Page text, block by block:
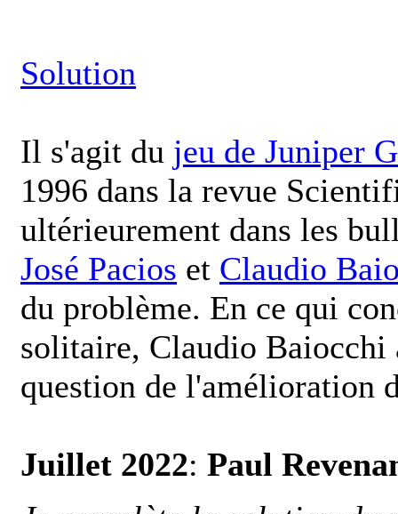
Solution
Il s'agit du jeu de Juniper
1996 dans la revue
ultérieurement dans les
José Pacios et Claudio
du problème. En ce qui
solitaire, Claudio Baiocchi
question de l'amélioration
Juillet 2022: Paul